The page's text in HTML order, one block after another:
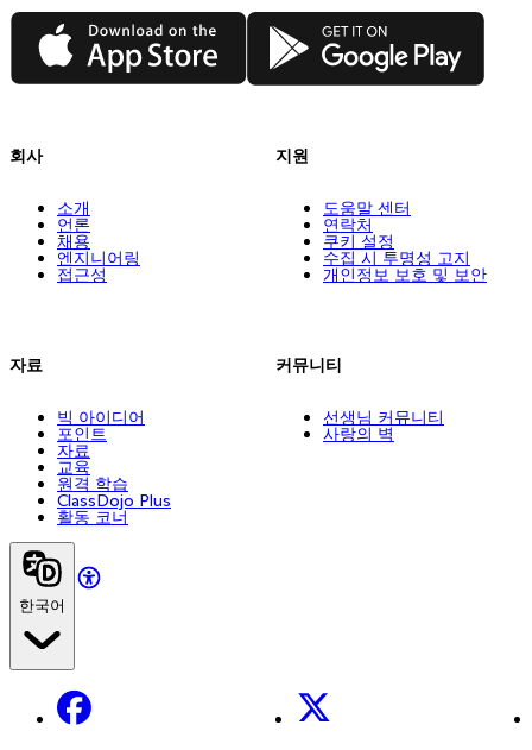
App Store Google Play
회사
소개
언론
채용
엔지니어링
접근성
자료
빅 아이디어
포인트
자료
교육
원격 학습
ClassDojo Plus
활동 코너
지원
도움말 센터
연락처
쿠키 설정
수집 시 투명성 고지
개인정보 보호 및 보안
커뮤니티
선생님 커뮤니티
사랑의 벽
한국어
Facebook X